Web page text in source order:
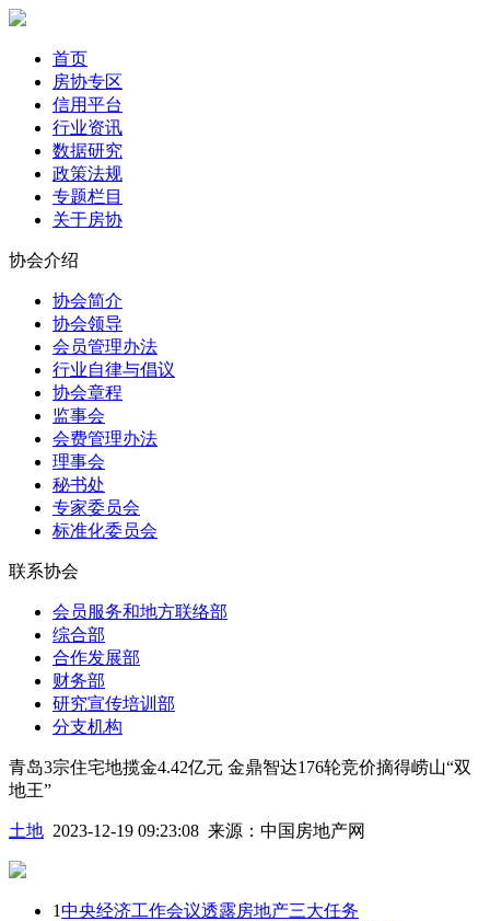
首页
房协专区
信用平台
行业资讯
数据研究
政策法规
专题栏目
关于房协
协会介绍
协会简介
协会领导
会员管理办法
行业自律与倡议
协会章程
监事会
会费管理办法
理事会
秘书处
专家委员会
标准化委员会
联系协会
会员服务和地方联络部
综合部
合作发展部
财务部
研究宣传培训部
分支机构
青岛3宗住宅地揽金4.42亿元 金鼎智达176轮竞价摘得崂山“双
地王”
土地 2023-12-19 09:23:08 来源： 中国房地产网
1中央经济工作会议透露房地产三大任务